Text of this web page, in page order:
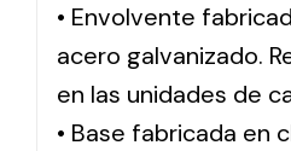
• Envolvente
acero galvanizado.
en las unidades de
• Base fabricada en